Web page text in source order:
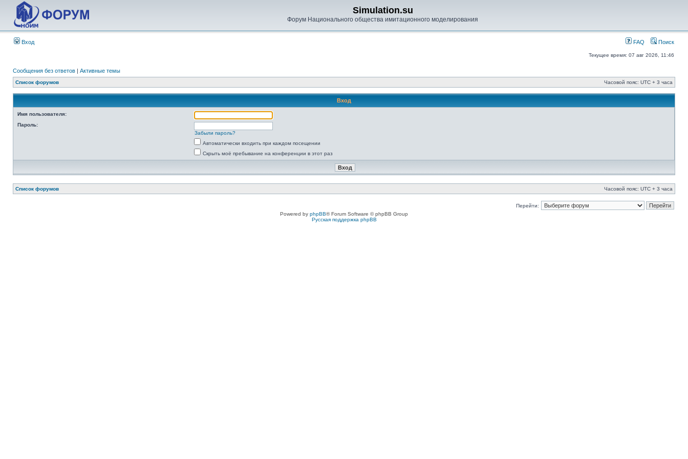
Simulation.su
Форум Национального общества имитационного моделирования
Вход FAQ Поиск
Текущее время: 07 авг 2026, 11:46
Сообщения без ответов | Активные темы
Список форумов Часовой пояс: UTC + 3 часа
Вход
Имя пользователя:
Пароль:
Забыли пароль?
Автоматически входить при каждом посещении
Скрыть моё пребывание на конференции в этот раз
Список форумов Часовой пояс: UTC + 3 часа
Перейти:
Powered by phpBB® Forum Software © phpBB Group
Русская поддержка phpBB